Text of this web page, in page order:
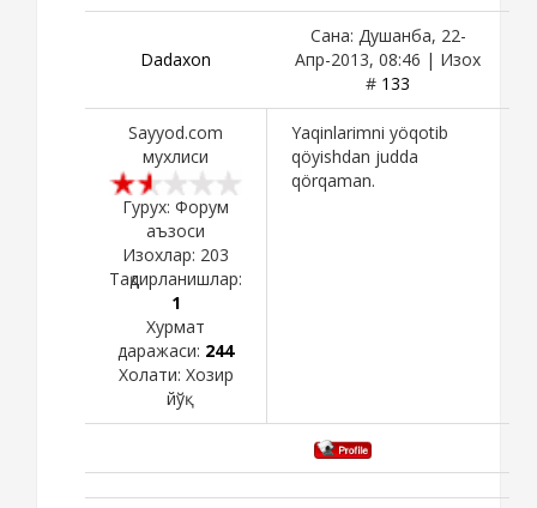
Dadaxon
Сана: Душанба, 22-
Апр-2013, 08:46 | Изох
# 133
Sayyod.com
мухлиси
Гурух: Форум
аъзоси
Изохлар: 203
Тақдирланишлар:
1
Хурмат
даражаси: 244
Холати: Хозир
йўқ
Yaqinlarimni yöqotib
qöyishdan judda
qörqaman.